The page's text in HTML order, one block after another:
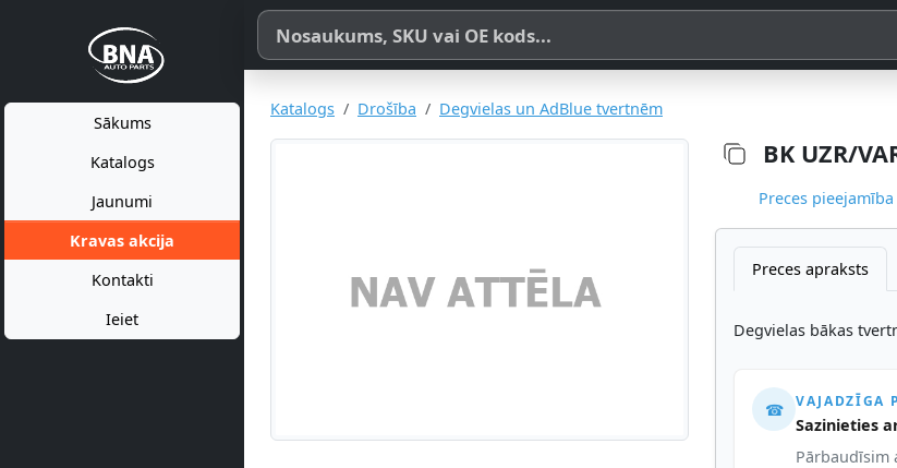
Sākums
Katalogs
Jaunumi
Kravas akcija
Kontakti
Ieiet
Meklēt pēc produkta nosaukuma, SKU vai OE koda
Katalogs Drošība Degvielas un AdBlue tvertnēm
BK UZR/
Preces
Preces apraksts
Degvielas bākas
☎ VAJADZĪGA
Sazinieties
Pārbaudīsim